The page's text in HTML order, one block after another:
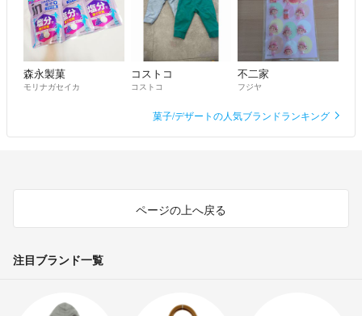
森永製菓
モリナガセイカ
コストコ
コストコ
不二家
フジヤ
菓子/デザートの人気ブランドランキング
ページの上へ戻る
注目ブランド一覧